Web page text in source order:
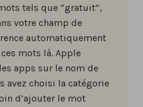
tels que “gratuit”,
votre champ de
automatiquement
mots là. Apple
apps sur le nom de
avez choisi la catégorie
d’ajouter le mot